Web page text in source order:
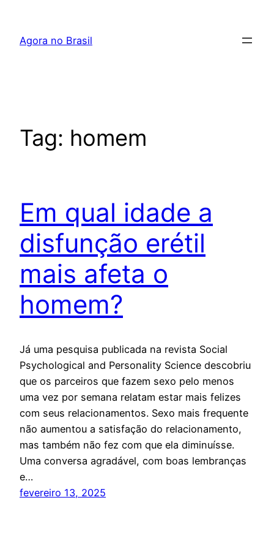
Agora no Brasil
Tag: homem
Em qual idade a
disfunção erétil
mais afeta o
homem?
Já uma pesquisa publicada na revista Social
Psychological and Personality Science descobriu
que os parceiros que fazem sexo pelo menos
uma vez por semana relatam estar mais felizes
com seus relacionamentos. Sexo mais frequente
não aumentou a satisfação do relacionamento,
mas também não fez com que ela diminuísse.
Uma conversa agradável, com boas lembranças
e…
fevereiro 13, 2025